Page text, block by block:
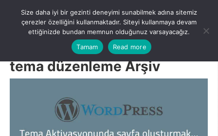
content
Menu
tema düzenleme Arşiv
Size daha iyi bir gezinti deneyimi sunabilmek adına sitemiz
çerezler özelliğini kullanmaktadır. Siteyi kullanmaya devam
ettiğinizde bundan memnun olduğunuz varsayacağız.
Tamam
Read more